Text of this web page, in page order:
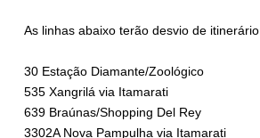
As linhas abaixo terão desvio de
30 Estação Diamante/Zoológico
535 Xangrilá via Itamarati
639 Braúnas/Shopping Del Rey
3302A Nova Pampulha via Itamarati